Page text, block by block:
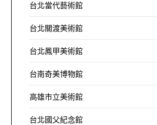
台北當代藝術館
台北關渡美術館
台北鳳甲美術館
台南奇美博物館
高雄市立美術館
台北國父紀念館